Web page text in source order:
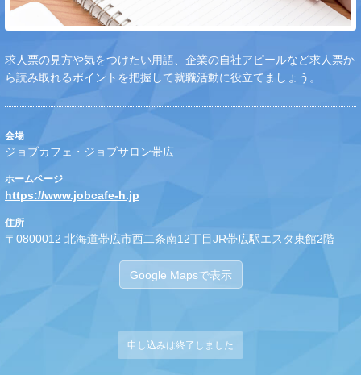
求人票の見方や気をつけたい用語、企業の自社アピールなど求人票か
ら読み取れるポイントを把握して就職活動に役立てましょう。
会場
ジョブカフェ・ジョブサロン帯広
ホームページ
https://www.jobcafe-h.jp
住所
〒0800012 北海道帯広市西二条南12丁目JR帯広駅エスタ東館2階
Google Mapsで表示
申し込みは終了しました